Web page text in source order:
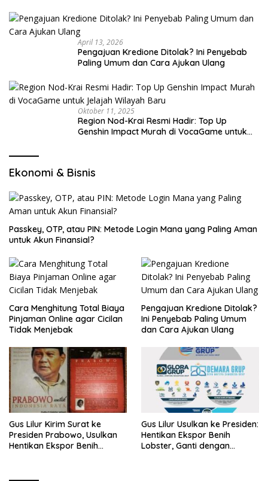
April 13, 2026
Pengajuan Kredione Ditolak? Ini Penyebab
Paling Umum dan Cara Ajukan Ulang
Oktober 11, 2025
Region Nod-Krai Resmi Hadir: Top Up
Genshin Impact Murah di VocaGame untuk
Ekonomi & Bisnis
Passkey, OTP, atau PIN: Metode Login Mana yang Paling Aman
untuk Akun Finansial?
Cara Menghitung Total Biaya
Pinjaman Online agar Cicilan
Tidak Menjebak
Pengajuan Kredione Ditolak?
Ini Penyebab Paling Umum
dan Cara Ajukan Ulang
Gus Lilur Kirim Surat ke
Presiden Prabowo, Usulkan
Hentikan Ekspor Benih
Gus Lilur Usulkan ke Presiden:
Hentikan Ekspor Benih
Lobster, Ganti dengan